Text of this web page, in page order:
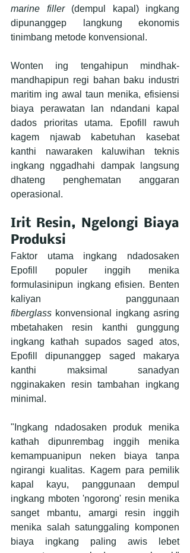
marine filler (dempul kapal) ingkang
dipunanggep langkung ekonomis
tinimbang metode konvensional.
Wonten ing tengahipun mindhak-
mandhapipun regi bahan baku industri
maritim ing awal taun menika, efisiensi
biaya perawatan lan ndandani kapal
dados prioritas utama. Epofill rawuh
kagem njawab kabetuhan kasebat
kanthi nawaraken kaluwihan teknis
ingkang nggadhahi dampak langsung
dhateng penghematan anggaran
operasional.
Irit Resin, Ngelongi Biaya
Produksi
Faktor utama ingkang ndadosaken
Epofill populer inggih menika
formulasinipun ingkang efisien. Benten
fiberglass konvensional ingkang asring
mbetahaken resin kanthi gunggung
ingkang kathah supados saged atos,
Epofill dipunanggep saged makarya
kanthi maksimal sanadyan
ngginakaken resin tambahan ingkang
minimal.
"Ingkang ndadosaken produk menika
kathah dipunrembag inggih menika
kemampuanipun neken biaya tanpa
ngirangi kualitas. Kagem para pemilik
kapal kayu, panggunaan dempul
ingkang mboten 'ngorong' resin menika
sanget mbantu, amargi resin inggih
menika salah satunggaling komponen
biaya ingkang paling awis lebet